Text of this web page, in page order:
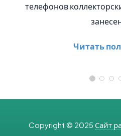
коллекторских агентств,
Читать полностью
Copyright © 2025 Сайт